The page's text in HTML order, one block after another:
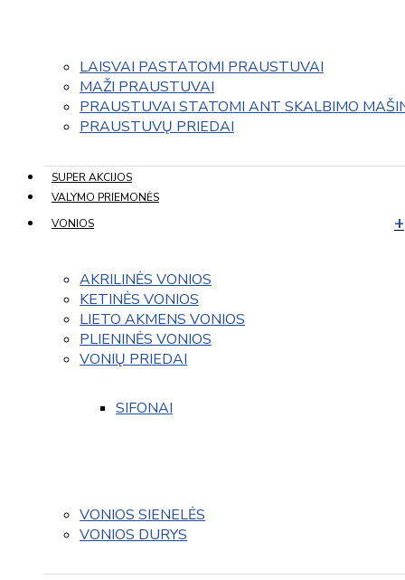
LAISVAI PASTATOMI PRAUSTUVAI
MAŽI PRAUSTUVAI
PRAUSTUVAI STATOMI ANT SKALBIMO
PRAUSTUVŲ PRIEDAI
SUPER AKCIJOS
VALYMO PRIEMONĖS
VONIOS
AKRILINĖS VONIOS
KETINĖS VONIOS
LIETO AKMENS VONIOS
PLIENINĖS VONIOS
VONIŲ PRIEDAI
SIFONAI
VONIOS SIENELĖS
VONIOS DURYS